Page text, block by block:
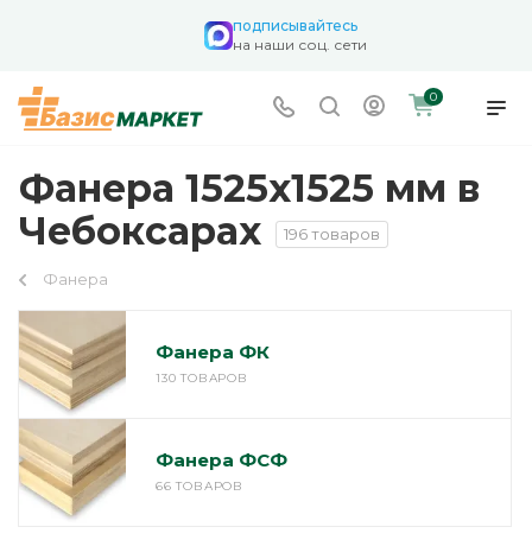
подписывайтесь
на наши соц. сети
0
Фанера 1525х1525 мм в
Чебоксарах
196 товаров
Фанера
Фанера ФК
130 ТОВАРОВ
Фанера ФСФ
66 ТОВАРОВ